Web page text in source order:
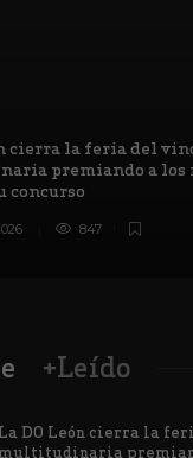
cierra la feria del
premiando a los
concurso
847
+Leído
La DO León cierra la
multitudinaria